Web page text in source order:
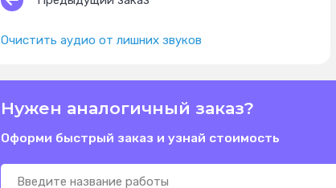
Очистить аудио от лишних звуков
Нужен аналогичный заказ?
Оформи быстрый заказ и узнай стоимость